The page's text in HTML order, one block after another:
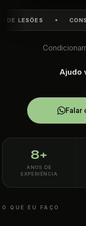
LESÕES
Ajudo
Falar
8+
ANOS DE
EXPERIÊNCIA
O QUE EU FAÇO